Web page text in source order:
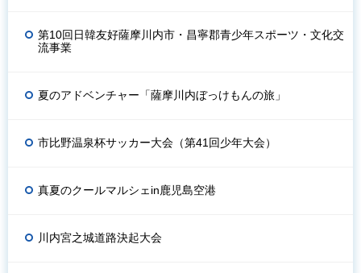
第10回日韓友好薩摩川内市・昌寧郡青少年スポーツ・文化交
流事業
夏のアドベンチャー「薩摩川内ぼっけもんの旅」
市比野温泉杯サッカー大会（第41回少年大会）
真夏のクールマルシェin鹿児島空港
川内宮之城道路決起大会